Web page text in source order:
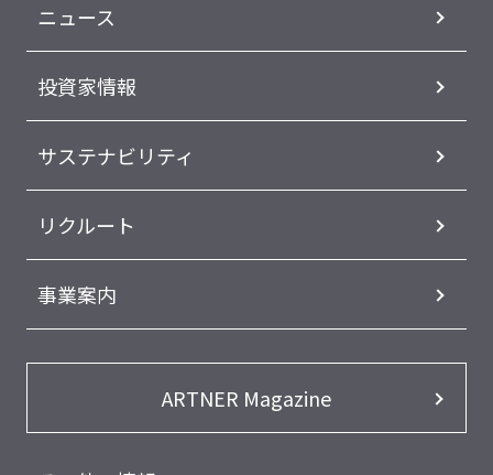
ニュース
投資家情報
サステナビリティ
リクルート
事業案内
ARTNER Magazine